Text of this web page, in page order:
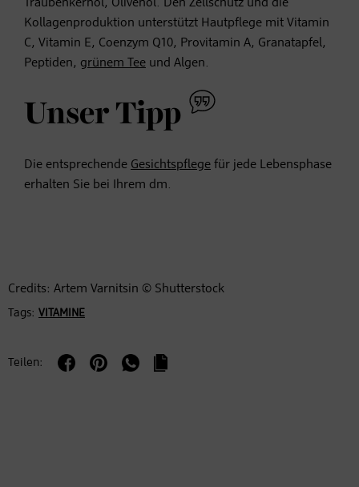
Traubenkernöl, Olivenöl. Den Zellschutz und die
Kollagenproduktion unterstützt Hautpflege mit Vitamin
C, Vitamin E, Coenzym Q10, Provitamin A, Granatapfel,
Peptiden, grünem Tee und Algen.
Unser Tipp
Die entsprechende Gesichtspflege für jede Lebensphase
erhalten Sie bei Ihrem dm.
Credits: Artem Varnitsin © Shutterstock
Tags: VITAMINE
Teilen: